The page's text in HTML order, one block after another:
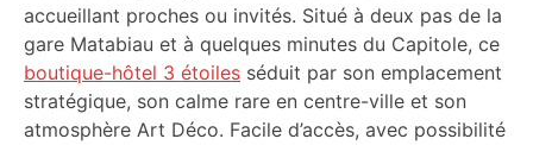
accueillant proches ou invités. Situé à deux pas de la
gare Matabiau et à quelques minutes du Capitole, ce
boutique-hôtel 3 étoiles séduit par son emplacement
stratégique, son calme rare en centre-ville et son
atmosphère Art Déco. Facile d’accès, avec possibilité